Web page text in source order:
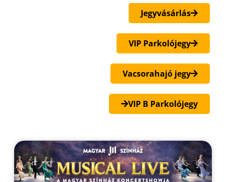
Jegyvásárlás
VIP Parkolójegy
Vacsorahajó jegy
VIP B Parkolójegy